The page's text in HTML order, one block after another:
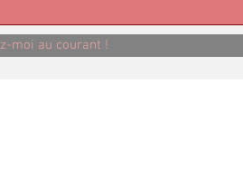
moi au courant !